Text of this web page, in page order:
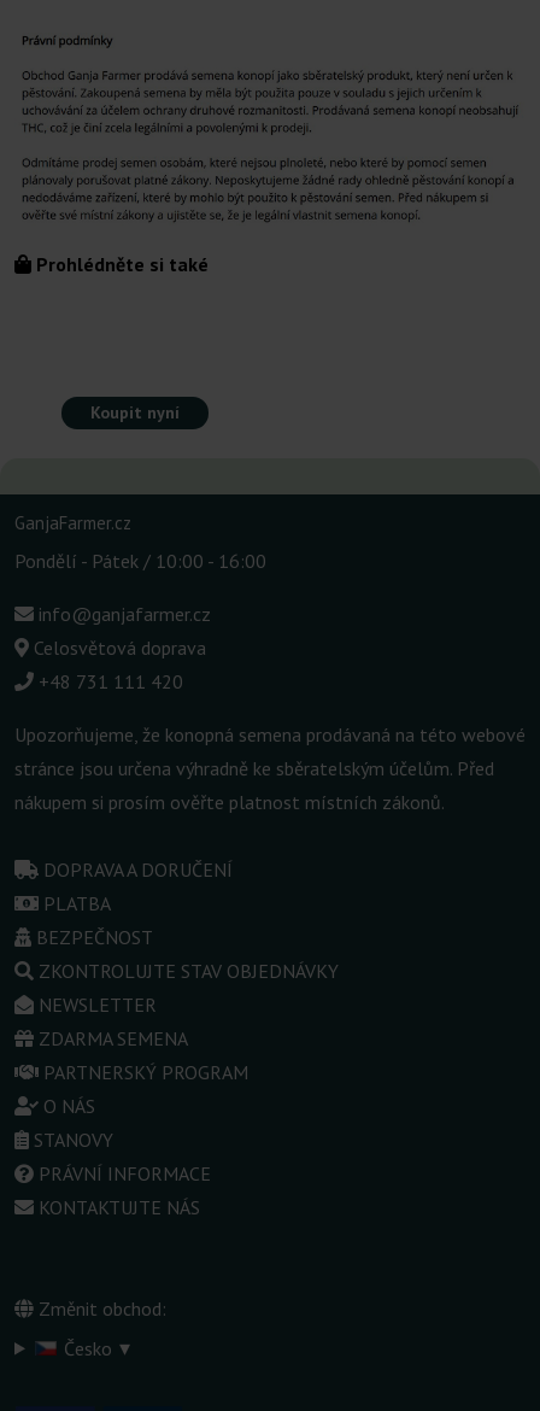
Prohlédněte si také
Koupit nyní
GanjaFarmer.cz
Pondělí - Pátek / 10:00 - 16:00
info@ganjafarmer.cz
Celosvětová doprava
+48 731 111 420
Upozorňujeme, že konopná semena prodávaná na této webové
stránce jsou určena výhradně ke sběratelským účelům. Před
nákupem si prosím ověřte platnost místních zákonů.
DOPRAVA A DORUČENÍ
PLATBA
BEZPEČNOST
ZKONTROLUJTE STAV OBJEDNÁVKY
NEWSLETTER
ZDARMA SEMENA
PARTNERSKÝ PROGRAM
O NÁS
STANOVY
PRÁVNÍ INFORMACE
KONTAKTUJTE NÁS
Změnit obchod:
Česko ▾